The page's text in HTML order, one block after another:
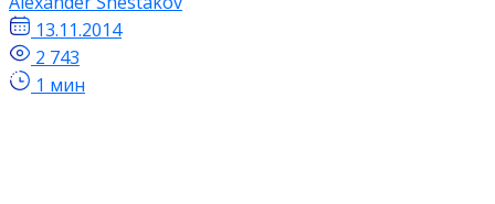
13.11.2014
2 743
1 мин